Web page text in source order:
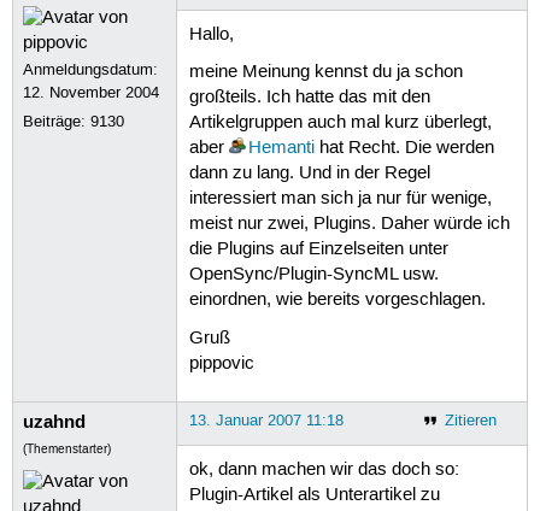
Anmeldungsdatum:
12. November 2004
Beiträge:9130
Hallo,
meine Meinung kennst du ja schon
großteils. Ich hatte das mit den
Artikelgruppen auch mal kurz überlegt,
aber
Hemantihat Recht. Die werden
dann zu lang. Und in der Regel
interessiert man sich ja nur für wenige,
meist nur zwei, Plugins. Daher würde ich
die Plugins auf Einzelseiten unter
OpenSync/Plugin-SyncML usw.
einordnen, wie bereits vorgeschlagen.
Gruß
pippovic
uzahnd
(Themenstarter)
Zitieren
13. Januar 2007 11:18
ok, dann machen wir das doch so:
Plugin-Artikel als Unterartikel zu